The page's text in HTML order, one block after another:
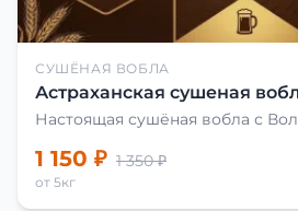
СУШЁНАЯ ВОБЛА
Астраханская сушеная
Настоящая сушёная вобла с
1 150 ₽ 1 350 ₽
от 5кг